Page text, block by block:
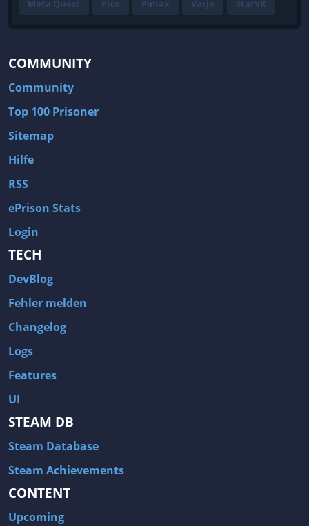
Meta Quest Pico Pimax Varjo StarVR
COMMUNITY
Community
Top 100 Prisoner
Sitemap
Hilfe
RSS
ePrison Stats
Login
TECH
DevBlog
Fehler melden
Changelog
Logs
Features
UI
STEAM DB
Steam Database
Steam Achievements
CONTENT
Upcoming